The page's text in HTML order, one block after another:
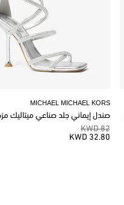
MICHAEL MICHAEL KORS
صندل إيماني جلد صناعي ميتاليك
82 KWD
32.80 KWD